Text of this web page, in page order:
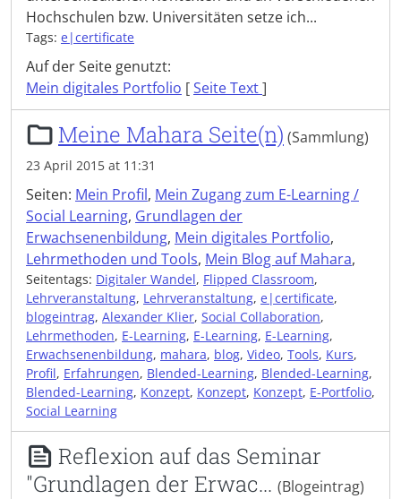
Hochschulen bzw. Universitäten setze ich...
Tags: e|certificate
Auf der Seite genutzt:
Mein digitales Portfolio [Seite Text]
Meine Mahara Seite(n) (Sammlung)
23 April 2015 at 11:31
Seiten: Mein Profil, Mein Zugang zum E-Learning /
Social Learning, Grundlagen der
Erwachsenenbildung, Mein digitales Portfolio,
Lehrmethoden und Tools, Mein Blog auf Mahara,
Seitentags: Digitaler Wandel, Flipped Classroom,
Lehrveranstaltung, Lehrveranstaltung, e|certificate,
blogeintrag, Alexander Klier, Social Collaboration,
Lehrmethoden, E-Learning, E-Learning, E-Learning,
Erwachsenenbildung, mahara, blog, Video, Tools, Kurs,
Profil, Erfahrungen, Blended-Learning, Blended-Learning,
Blended-Learning, Konzept, Konzept, Konzept, E-Portfolio,
Social Learning
Reflexion auf das Seminar
"Grundlagen der Erwac... (Blogeintrag)